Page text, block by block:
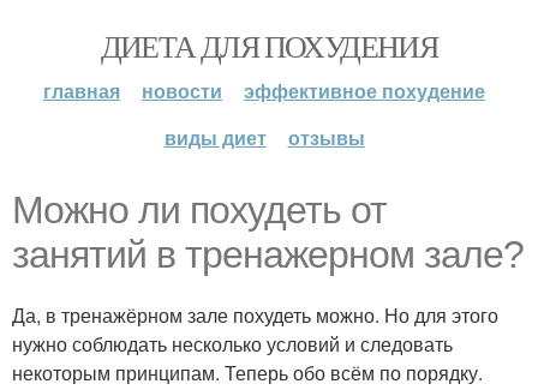
ДИЕТА ДЛЯ ПОХУДЕНИЯ
главная новости
эффективное похудение
виды диет
отзывы
Можно ли похудеть от
занятий в тренажерном зале?
Да, в тренажёрном зале похудеть можно. Но для этого
нужно соблюдать несколько условий и следовать
некоторым принципам. Теперь обо всём по порядку.